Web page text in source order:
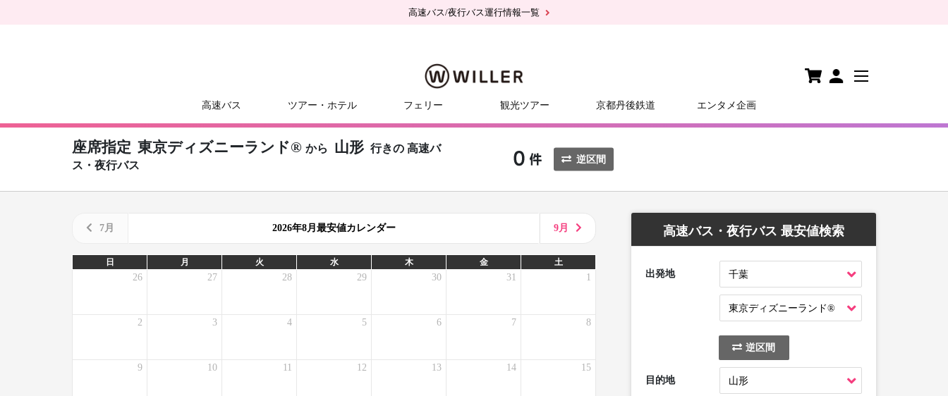
高速バス/夜行バス運行情報一覧
高速バス ツアー・ホテル フェリー 観光ツアー 京都丹後鉄道 エンタメ企画
座席指定 東京ディズニーランド® から 山形 行きの 高速バ
ス・夜行バス
逆区間
7月 2026年8月最安値カレンダー 9月
日 月 火 水 木 金 土
26 27 28 29 30 31 1
2 3 4 5 6 7 8
9 10 11 12 13 14 15
高速バス・夜行バス 最安値検索
出発地
逆区間
目的地